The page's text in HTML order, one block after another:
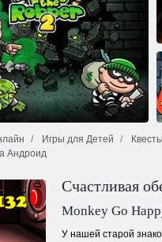
из старинной деревни
Игры для Детей Квесты
Андроид
Счастливая
Monkey Go
У нашей старой